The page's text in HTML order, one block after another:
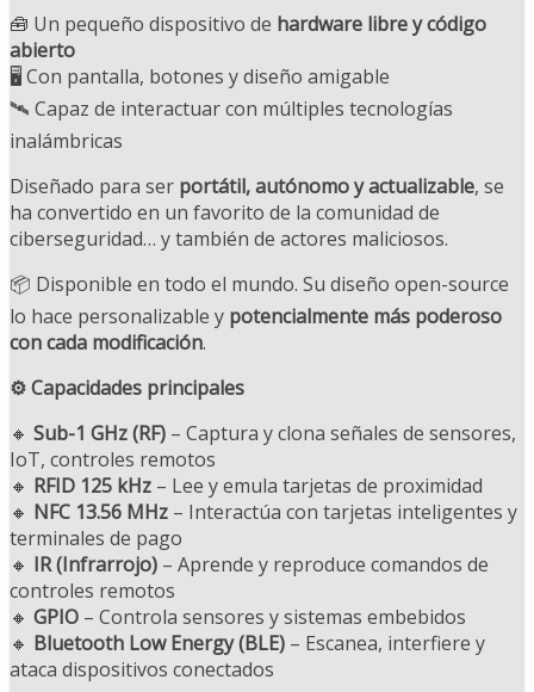
🧰 Un pequeño dispositivo de hardware libre y código
abierto
🖥️ Con pantalla, botones y diseño amigable
🛰️ Capaz de interactuar con múltiples tecnologías
inalámbricas
Diseñado para ser portátil, autónomo y actualizable, se
ha convertido en un favorito de la comunidad de
ciberseguridad… y también de actores maliciosos.
📦 Disponible en todo el mundo. Su diseño open-source
lo hace personalizable y potencialmente más poderoso
con cada modificación.
⚙️ Capacidades principales
🔸 Sub-1 GHz (RF) – Captura y clona señales de sensores,
IoT, controles remotos
🔸 RFID 125 kHz – Lee y emula tarjetas de proximidad
🔸 NFC 13.56 MHz – Interactúa con tarjetas inteligentes y
terminales de pago
🔸 IR (Infrarrojo) – Aprende y reproduce comandos de
controles remotos
🔸 GPIO – Controla sensores y sistemas embebidos
🔸 Bluetooth Low Energy (BLE) – Escanea, interfiere y
ataca dispositivos conectados